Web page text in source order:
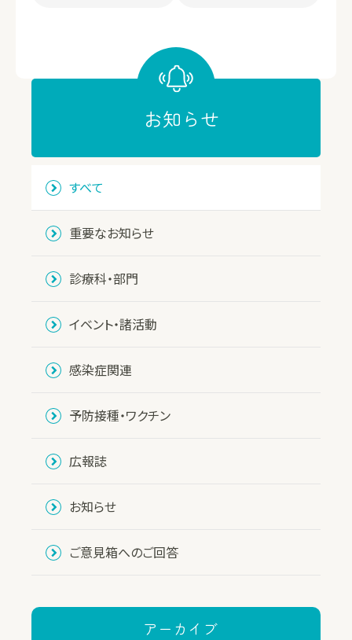
お知らせ
すべて
重要なお知らせ
診療科・部門
イベント・諸活動
感染症関連
予防接種・ワクチン
広報誌
お知らせ
ご意見箱へのご回答
アーカイブ